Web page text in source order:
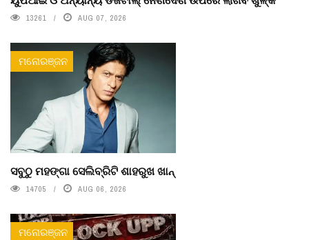
13261 AUG 07, 2026
ମନୋରଞ୍ଜନ
ସବୁଠୁ ମହଙ୍ଗା ସେଲିବ୍ରିଟି ଶାହରୁଖ ଖାନ୍
14705 AUG 06, 2026
ମନୋରଞ୍ଜନ